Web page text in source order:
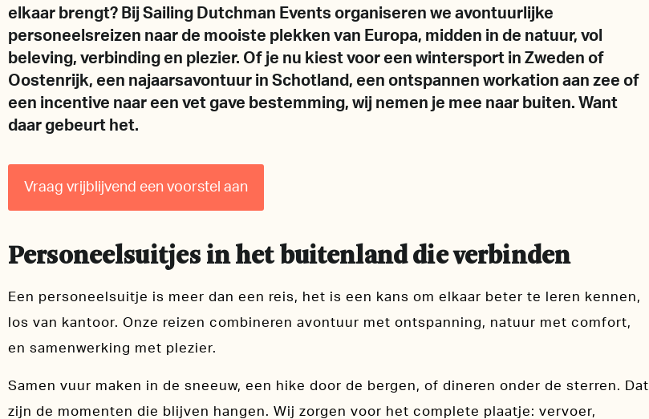
elkaar brengt? Bij Sailing Dutchman Events organiseren we avontuurlijke
personeelsreizen naar de mooiste plekken van Europa, midden in de natuur, vol
beleving, verbinding en plezier. Of je nu kiest voor een wintersport in Zweden of
Oostenrijk, een najaarsavontuur in Schotland, een ontspannen workation aan zee of
een incentive naar een vet gave bestemming, wij nemen je mee naar buiten. Want
daar gebeurt het.
Vraag vrijblijvend een voorstel aan
Personeelsuitjes in het buitenland die verbinden
Een personeelsuitje is meer dan een reis, het is een kans om elkaar beter te leren kennen,
los van kantoor. Onze reizen combineren avontuur met ontspanning, natuur met comfort,
en samenwerking met plezier.
Samen vuur maken in de sneeuw, een hike door de bergen, of dineren onder de sterren. Dat
zijn de momenten die blijven hangen. Wij zorgen voor het complete plaatje: vervoer,